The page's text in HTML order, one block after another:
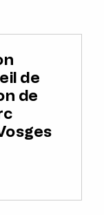
de
de